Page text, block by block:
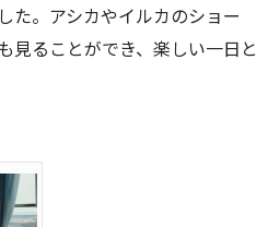
た。アシカやイルカのショー
見ることができ、楽しい一日と